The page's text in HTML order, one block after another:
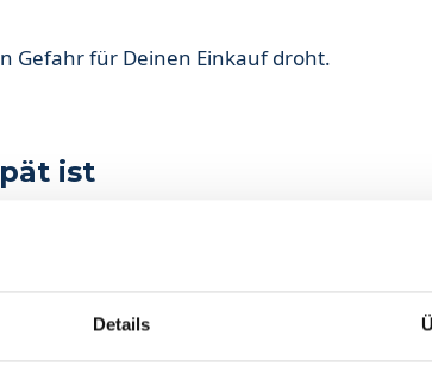
Details
Gefahr für Deinen Einkauf droht.
ist